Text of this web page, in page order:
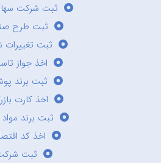
ثبت شرکت
ثبت طرح
ثبت
اخذ جواز
ثبت برند
اخذ کارت
ثبت برند
اخذ کد
ثبت